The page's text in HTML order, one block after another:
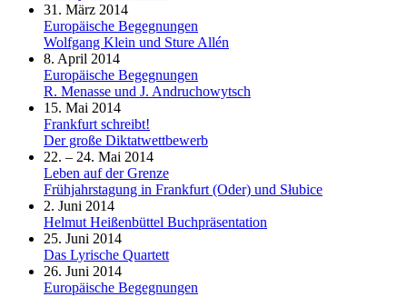
31. März 2014
Europäische Begegnungen
Wolfgang Klein und Sture Allén
8. April 2014
Europäische Begegnungen
R. Menasse und J. Andruchowytsch
15. Mai 2014
Frankfurt schreibt!
Der große Diktatwettbewerb
22. – 24. Mai 2014
Leben auf der Grenze
Frühjahrstagung in Frankfurt (Oder) und Słubice
2. Juni 2014
Helmut Heißenbüttel Buchpräsentation
25. Juni 2014
Das Lyrische Quartett
26. Juni 2014
Europäische Begegnungen